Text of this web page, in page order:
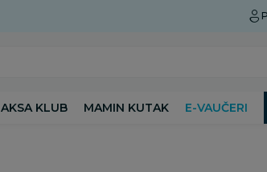
AKSA KLUB MAMIN KUTAK E-VAUČERI